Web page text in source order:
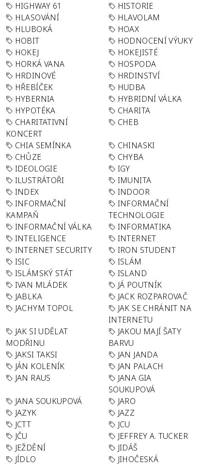
HIGHWAY 61
HISTORIE
HLASOVÁNÍ
HLAVOLAM
HLUBOKÁ
HOAX
HOBIT
HODNOCENÍ VÝUKY
HOKEJ
HOKEJISTÉ
HORKÁ VANA
HOSPODA
HRDINOVÉ
HRDINSTVÍ
HŘEBÍČEK
HUDBA
HYBERNIA
HYBRIDNÍ VÁLKA
HYPOTÉKA
CHARITA
CHARITATIVNÍ
KONCERT
CHEB
CHIA SEMÍNKA
CHINASKI
CHŮZE
CHYBA
IDEOLOGIE
IGY
ILUSTRÁTOŘI
IMUNITA
INDEX
INDOOR
INFORMAČNÍ
KAMPAŇ
INFORMAČNÍ
TECHNOLOGIE
INFORMAČNÍ VÁLKA
INFORMATIKA
INTELIGENCE
INTERNET
INTERNET SECURITY
IRON STUDENT
ISIC
ISLÁM
ISLÁMSKÝ STÁT
ISLAND
IVAN MLÁDEK
JÁ POUTNÍK
JABLKA
JACK ROZPAROVAČ
JACHYM TOPOL
JAK SE CHRÁNIT NA
INTERNETU
JAK SI UDĚLAT
MODŘINU
JAKOU MAJÍ ŠATY
BARVU
JAKSI TAKSI
JAN JANDA
JÁN KOLENÍK
JAN PALACH
JAN RAUS
JANA GIA
SOUKUPOVÁ
JANA SOUKUPOVÁ
JARO
JAZYK
JAZZ
JCTT
JCU
JČU
JEFFREY A. TUCKER
JEŽDĚNÍ
JIDÁŠ
JÍDLO
JIHOČESKÁ